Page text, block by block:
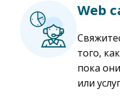
Web
того,
пока
или